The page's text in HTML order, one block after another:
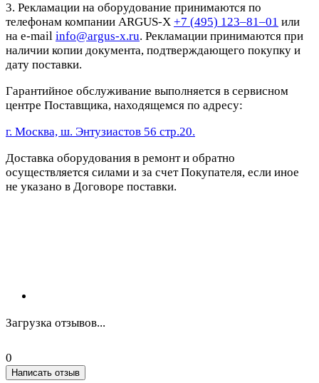
3. Рекламации на оборудование принимаются по
телефонам компании ARGUS-X +7 (495) 123–81–01 или
на e-mail info@argus-x.ru. Рекламации принимаются при
наличии копии документа, подтверждающего покупку и
дату поставки.
Гарантийное обслуживание выполняется в сервисном
центре Поставщика, находящемся по адресу:
г. Москва, ш. Энтузиастов 56 стр.20.
Доставка оборудования в ремонт и обратно
осуществляется силами и за счет Покупателя, если иное
не указано в Договоре поставки.
Загрузка отзывов...
0
Написать отзыв